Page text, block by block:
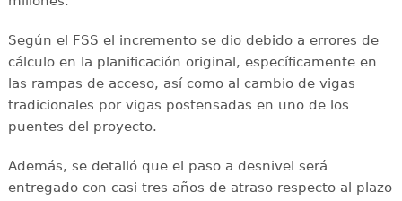
Según el FSS el incremento se dio debido a errores de
cálculo en la planificación original, específicamente en
las rampas de acceso, así como al cambio de vigas
tradicionales por vigas postensadas en uno de los
puentes del proyecto.
Además, se detalló que el paso a desnivel será
entregado con casi tres años de atraso respecto al plazo